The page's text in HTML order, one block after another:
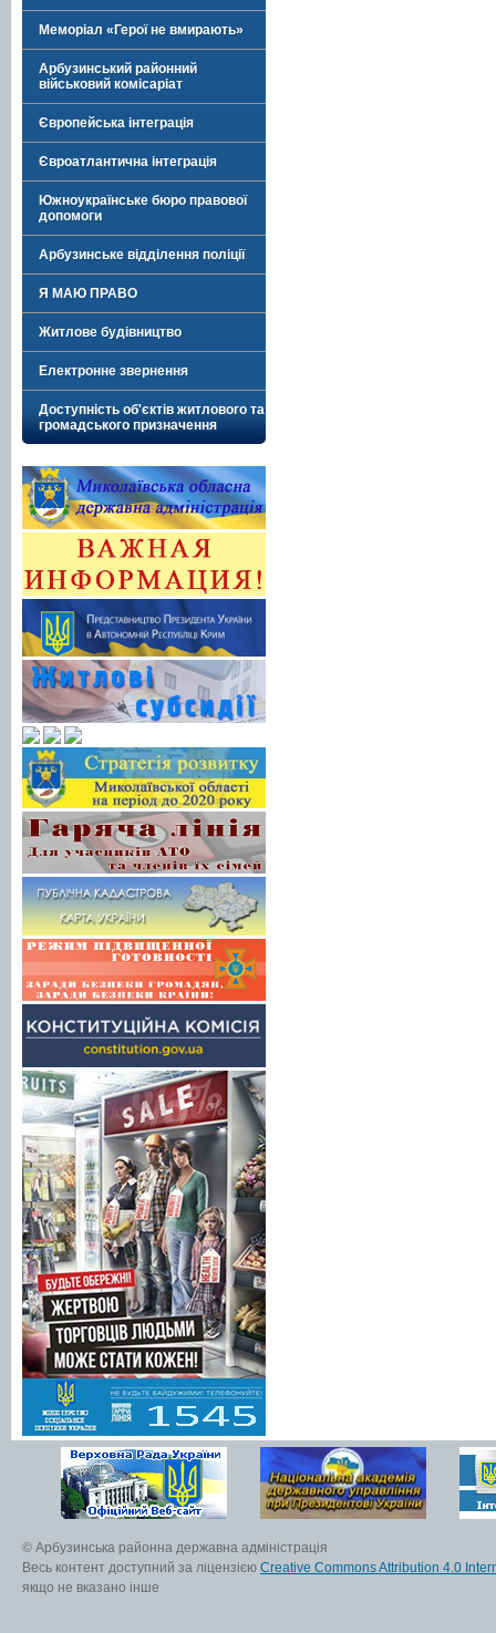
Меморіал «Герої не вмирають»
Арбузинський районний
військовий комісаріат
Європейська інтеграція
Євроатлантична інтеграція
Южноукраїнське бюро правової
допомоги
Арбузинське відділення поліції
Я МАЮ ПРАВО
Житлове будівництво
Електронне звернення
Доступність об'єктів житлового та
громадського призначення
© Арбузинська районна державна адміністрація
Весь контент доступний за ліцензією Creative Commons Attribution 4.0
якщо не вказано інше